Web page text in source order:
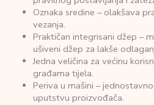
Oznaka sredine – olakšava
vezanja.
Praktičan integrisani džep –
ušiveni džep za lakše
Jedna veličina za većinu
građama tijela.
Periva u mašini –
uputstvu proizvođača.